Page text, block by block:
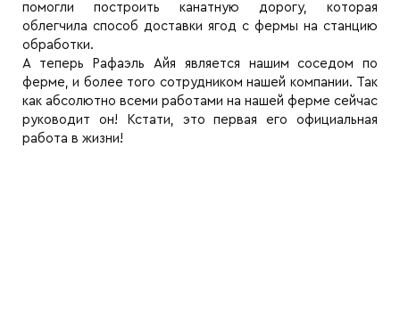
помогли построить канатную дорогу, которая
облегчила способ доставки ягод с фермы на станцию
обработки.
А теперь Рафаэль Айя является нашим соседом по
ферме, и более того сотрудником нашей компании. Так
как абсолютно всеми работами на нашей ферме сейчас
руководит он! Кстати, это первая его официальная
работа в жизни!